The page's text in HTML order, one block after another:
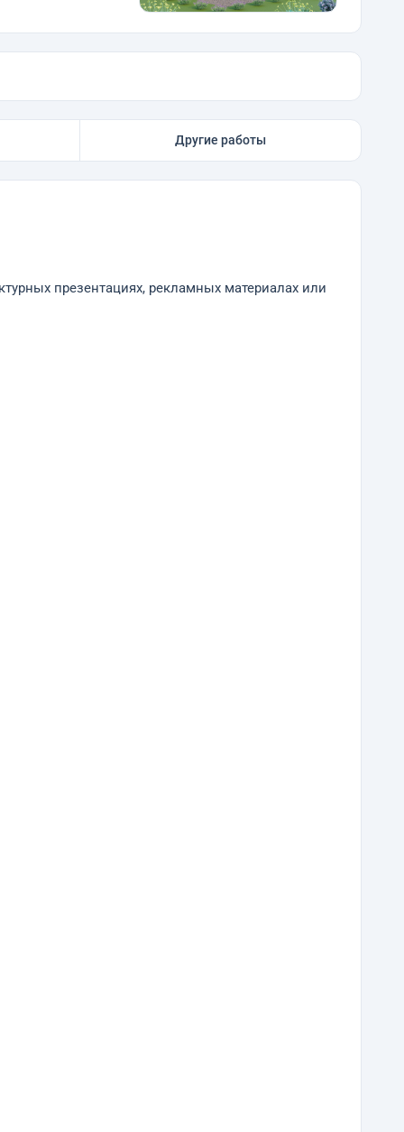
Другие работы
презентациях, рекламных материалах или